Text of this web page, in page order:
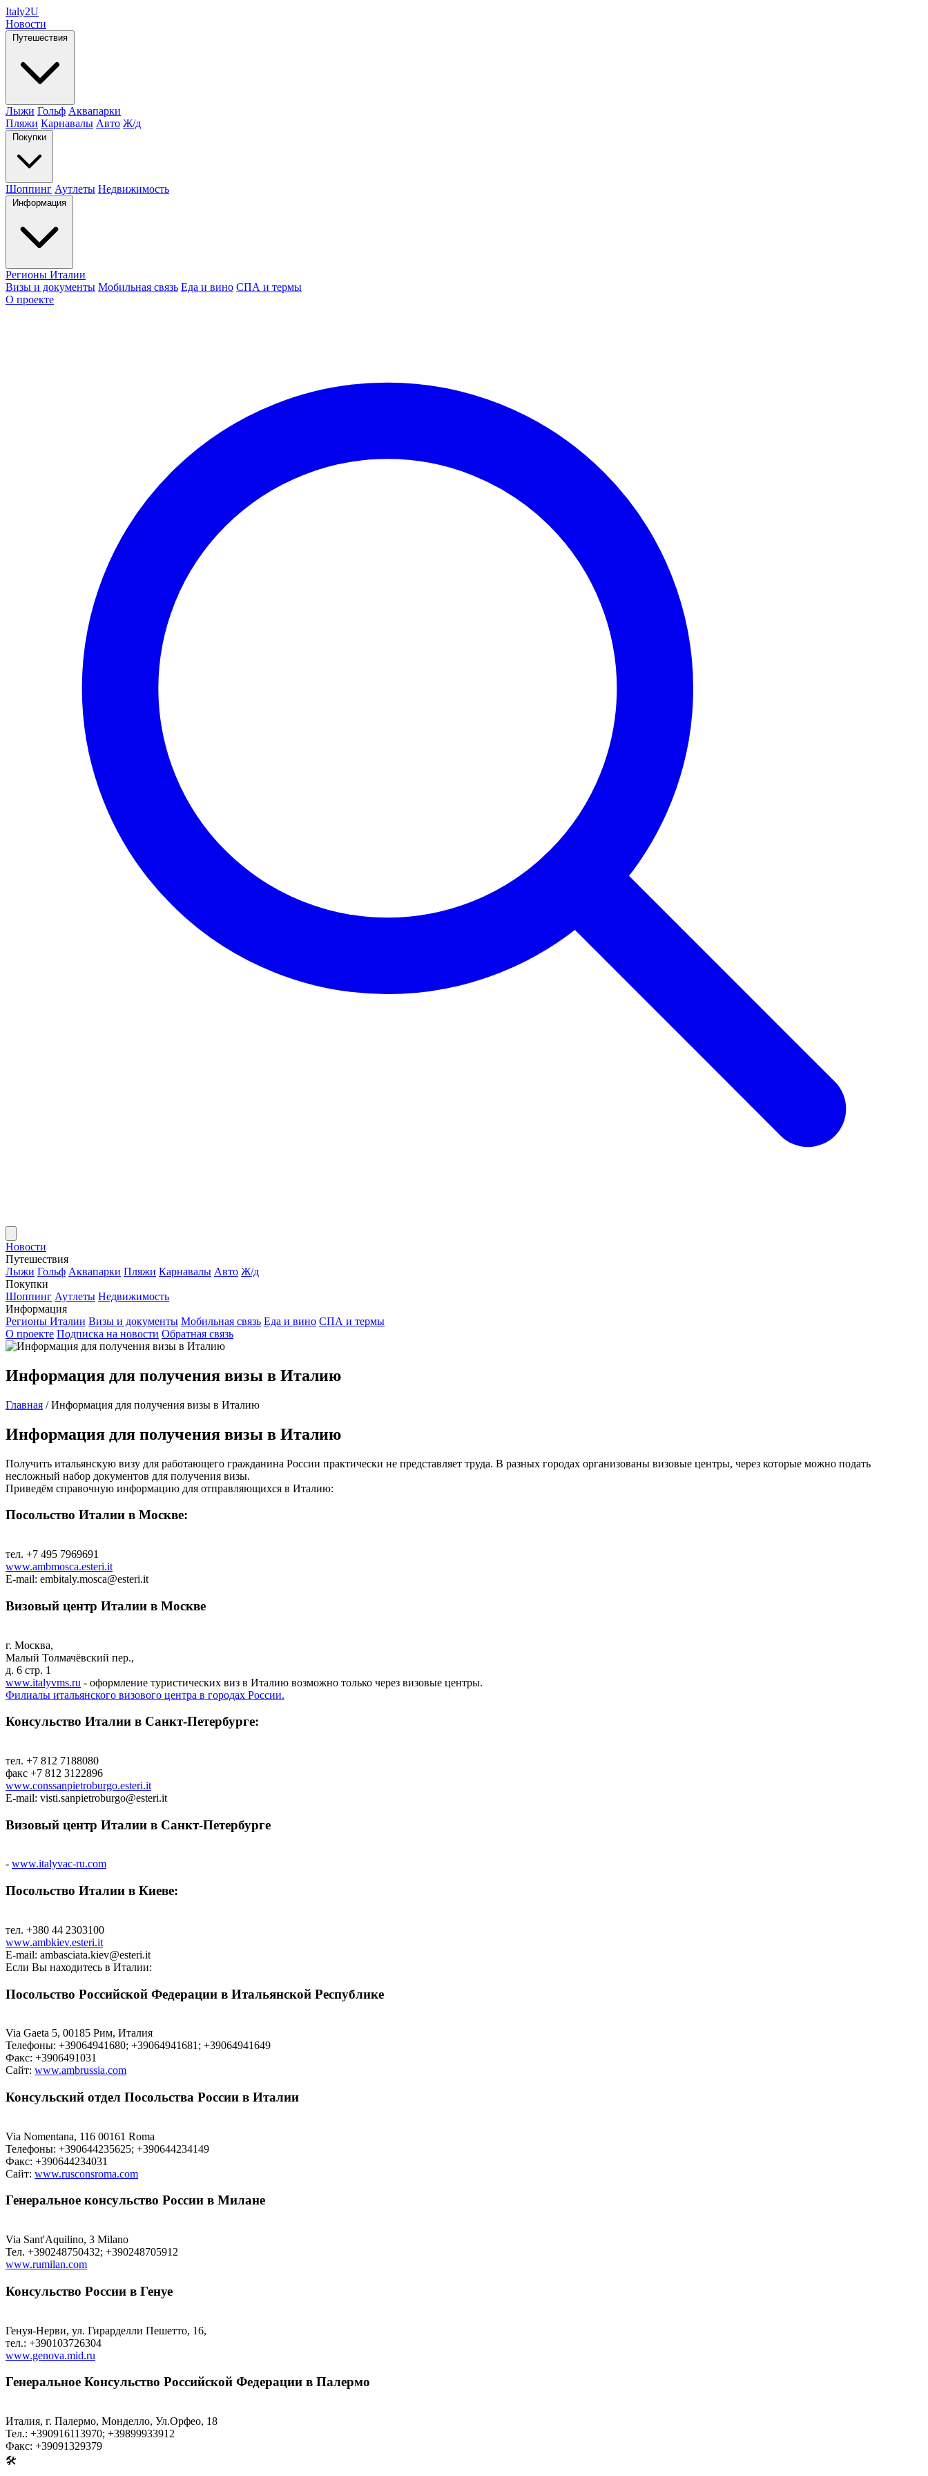
Italy2U
Новости
Путешествия
Лыжи Гольф Аквапарки
Пляжи Карнавалы Авто Ж/д
Покупки
Шоппинг Аутлеты Недвижимость
Информация
Регионы Италии
Визы и документы Мобильная связь Еда и вино СПА и термы
О проекте
Новости
Путешествия
Лыжи Гольф Аквапарки Пляжи Карнавалы Авто Ж/д
Покупки
Шоппинг Аутлеты Недвижимость
Информация
Регионы Италии Визы и документы Мобильная связь Еда и вино СПА и термы
О проекте Подписка на новости Обратная связь
Информация для получения визы в Италию
Главная / Информация для получения визы в Италию
Информация для получения визы в Италию
Получить итальянскую визу для работающего гражданина России практически не представляет труда. В разных городах организованы визовые центры, через которые можно подать
несложный набор документов для получения визы.
Приведём справочную информацию для отправляющихся в Италию:
Посольство Италии в Москве:
тел. +7 495 7969691
www.ambmosca.esteri.it
E-mail: embitaly.mosca@esteri.it
Визовый центр Италии в Москве
г. Москва,
Малый Толмачёвский пер.,
д. 6 стр. 1
www.italyvms.ru - оформление туристических виз в Италию возможно только через визовые центры.
Филиалы итальянского визового центра в городах России.
Консульство Италии в Санкт-Петербурге:
тел. +7 812 7188080
факс +7 812 3122896
www.conssanpietroburgo.esteri.it
E-mail: visti.sanpietroburgo@esteri.it
Визовый центр Италии в Санкт-Петербурге
- www.italyvac-ru.com
Посольство Италии в Киеве:
тел. +380 44 2303100
www.ambkiev.esteri.it
E-mail: ambasciata.kiev@esteri.it
Если Вы находитесь в Италии:
Посольство Российской Федерации в Итальянской Республике
Via Gaeta 5, 00185 Рим, Италия
Телефоны: +39064941680; +39064941681; +39064941649
Факс: +3906491031
Сайт: www.ambrussia.com
Консульский отдел Посольства России в Италии
Via Nomentana, 116 00161 Roma
Телефоны: +390644235625; +390644234149
Факс: +390644234031
Сайт: www.rusconsroma.com
Генеральное консульство России в Милане
Via Sant'Aquilino, 3 Milano
Тел. +390248750432; +390248705912
www.rumilan.com
Консульство России в Генуе
Генуя-Нерви, ул. Гирарделли Пешетто, 16,
тел.: +390103726304
www.genova.mid.ru
Генеральное Консульство Российской Федерации в Палермо
Италия, г. Палермо, Монделло, Ул.Орфео, 18
Тел.: +390916113970; +39899933912
Факс: +39091329379
🛠